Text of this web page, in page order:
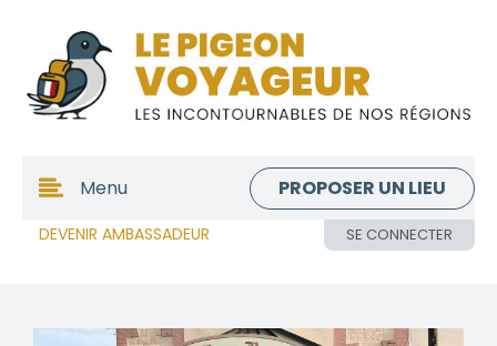
DEVENIR AMBASSADEUR SE CONNECTER
Menu PROPOSER UN LIEU